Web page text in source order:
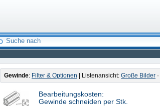
Gewinde: Filter & Optionen | Listenansicht: Große Bilder ·
Bearbeitungskosten:
Gewinde schneiden per Stk.